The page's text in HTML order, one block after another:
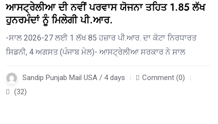
ਆਸਟ੍ਰੇਲੀਆ ਦੀ ਨਵੀਂ ਪਰਵਾਸ ਯੋਜਨਾ ਤਹਿਤ 1.85 ਲੱਖ
ਹੁਨਰਮੰਦਾਂ ਨੂੰ ਮਿਲੇਗੀ ਪੀ.ਆਰ.
-ਸਾਲ 2026-27 ਲਈ 1 ਲੱਖ 85 ਹਜ਼ਾਰ ਪੀ.ਆਰ. ਦਾ ਕੋਟਾ ਨਿਰਧਾਰਤ
ਸਿਡਨੀ, 4 ਅਗਸਤ (ਪੰਜਾਬ ਮੇਲ)- ਆਸਟ੍ਰੇਲੀਆ ਸਰਕਾਰ ਨੇ ਸਾਲ
Sandip Punjab Mail USA / 4 days
Comment (0)
(32)